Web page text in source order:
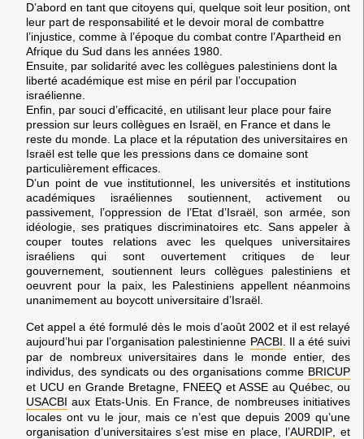
D’abord en tant que citoyens qui, quelque soit leur position, ont
leur part de responsabilité et le devoir moral de combattre
l’injustice, comme à l’époque du combat contre l’Apartheid en
Afrique du Sud dans les années 1980.
Ensuite, par solidarité avec les collègues palestiniens dont la
liberté académique est mise en péril par l’occupation
israélienne.
Enfin, par souci d’efficacité, en utilisant leur place pour faire
pression sur leurs collègues en Israël, en France et dans le
reste du monde. La place et la réputation des universitaires en
Israël est telle que les pressions dans ce domaine sont
particulièrement efficaces.
D’un point de vue institutionnel, les universités et institutions
académiques israéliennes soutiennent, activement ou
passivement, l’oppression de l’Etat d’Israël, son armée, son
idéologie, ses pratiques discriminatoires etc. Sans appeler à
couper toutes relations avec les quelques universitaires
israéliens qui sont ouvertement critiques de leur
gouvernement, soutiennent leurs collègues palestiniens et
oeuvrent pour la paix, les Palestiniens appellent néanmoins
unanimement au boycott universitaire d’Israël.
Cet appel a été formulé dès le mois d’août 2002 et il est relayé
aujourd’hui par l’organisation palestinienne PACBI . Il a été suivi
par de nombreux universitaires dans le monde entier, des
individus, des syndicats ou des organisations comme BRICUP
et UCU en Grande Bretagne, FNEEQ et ASSE au Québec, ou
USACBI aux Etats-Unis. En France, de nombreuses initiatives
locales ont vu le jour, mais ce n’est que depuis 2009 qu’une
organisation d’universitaires s’est mise en place, l’AURDIP , et